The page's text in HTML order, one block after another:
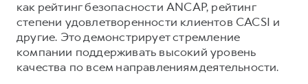
как рейтинг безопасности ANCAP, рейтинг
степени удовлетворенности клиентов CACSI и
другие. Это демонстрирует стремление
компании поддерживать высокий уровень
качества по всем направлениям деятельности.